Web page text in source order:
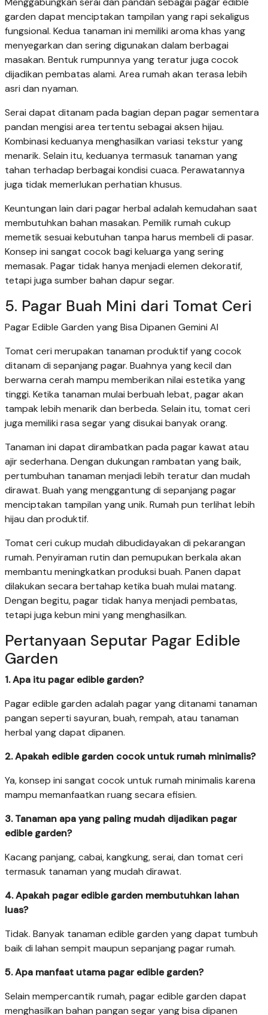
garden dapat menciptakan tampilan yang rapi sekaligus
fungsional. Kedua tanaman ini memiliki aroma khas yang
menyegarkan dan sering digunakan dalam berbagai
masakan. Bentuk rumpunnya yang teratur juga cocok
dijadikan pembatas alami. Area rumah akan terasa lebih
asri dan nyaman.
Serai dapat ditanam pada bagian depan pagar sementara
pandan mengisi area tertentu sebagai aksen hijau.
Kombinasi keduanya menghasilkan variasi tekstur yang
menarik. Selain itu, keduanya termasuk tanaman yang
tahan terhadap berbagai kondisi cuaca. Perawatannya
juga tidak memerlukan perhatian khusus.
Keuntungan lain dari pagar herbal adalah kemudahan saat
membutuhkan bahan masakan. Pemilik rumah cukup
memetik sesuai kebutuhan tanpa harus membeli di pasar.
Konsep ini sangat cocok bagi keluarga yang sering
memasak. Pagar tidak hanya menjadi elemen dekoratif,
tetapi juga sumber bahan dapur segar.
5. Pagar Buah Mini dari Tomat Ceri
Pagar Edible Garden yang Bisa Dipanen Gemini AI
Tomat ceri merupakan tanaman produktif yang cocok
ditanam di sepanjang pagar. Buahnya yang kecil dan
berwarna cerah mampu memberikan nilai estetika yang
tinggi. Ketika tanaman mulai berbuah lebat, pagar akan
tampak lebih menarik dan berbeda. Selain itu, tomat ceri
juga memiliki rasa segar yang disukai banyak orang.
Tanaman ini dapat dirambatkan pada pagar kawat atau
ajir sederhana. Dengan dukungan rambatan yang baik,
pertumbuhan tanaman menjadi lebih teratur dan mudah
dirawat. Buah yang menggantung di sepanjang pagar
menciptakan tampilan yang unik. Rumah pun terlihat lebih
hijau dan produktif.
Tomat ceri cukup mudah dibudidayakan di pekarangan
rumah. Penyiraman rutin dan pemupukan berkala akan
membantu meningkatkan produksi buah. Panen dapat
dilakukan secara bertahap ketika buah mulai matang.
Dengan begitu, pagar tidak hanya menjadi pembatas,
tetapi juga kebun mini yang menghasilkan.
Pertanyaan Seputar Pagar Edible
Garden
1. Apa itu pagar edible garden?
Pagar edible garden adalah pagar yang ditanami tanaman
pangan seperti sayuran, buah, rempah, atau tanaman
herbal yang dapat dipanen.
2. Apakah edible garden cocok untuk rumah minimalis?
Ya, konsep ini sangat cocok untuk rumah minimalis karena
mampu memanfaatkan ruang secara efisien.
3. Tanaman apa yang paling mudah dijadikan pagar
edible garden?
Kacang panjang, cabai, kangkung, serai, dan tomat ceri
termasuk tanaman yang mudah dirawat.
4. Apakah pagar edible garden membutuhkan lahan
luas?
Tidak. Banyak tanaman edible garden yang dapat tumbuh
baik di lahan sempit maupun sepanjang pagar rumah.
5. Apa manfaat utama pagar edible garden?
Selain mempercantik rumah, pagar edible garden dapat
menghasilkan bahan pangan segar yang bisa dipanen